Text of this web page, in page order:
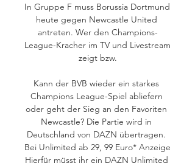
In Gruppe F muss Borussia Dortmund
heute gegen Newcastle United
antreten. Wer den Champions-
League-Kracher im TV und Livestream
zeigt bzw.
Kann der BVB wieder ein starkes
Champions League-Spiel abliefern
oder geht der Sieg an den Favoriten
Newcastle? Die Partie wird in
Deutschland von DAZN übertragen.
Bei Unlimited ab 29, 99 Euro* Anzeige
Hierfür müsst ihr ein DAZN Unlimited